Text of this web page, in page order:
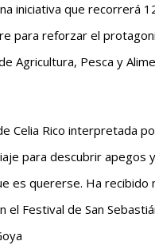
iniciativa que recorrerá
para reforzar el
Agricultura, Pesca y
Celia Rico interpretada
para descubrir
es quererse. Ha
el Festival de San